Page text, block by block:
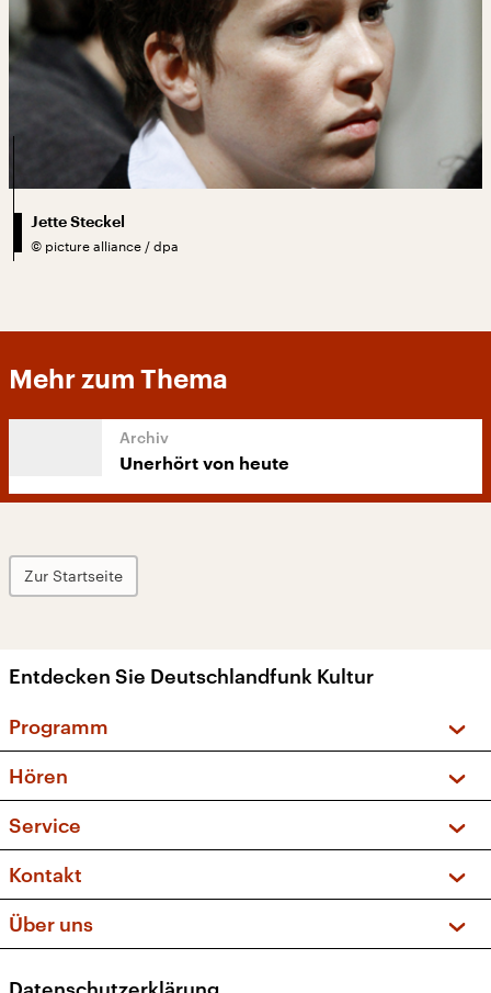
Jette Steckel
© picture alliance / dpa
Mehr zum Thema
Unerhört von heute
Zur Startseite
Entdecken Sie Deutschlandfunk Kultur
Programm
Sendungen und Podcasts
Musikliste
Kakadu – Das Kinderprogramm
Hören
Frequenzen (UKW + DAB+)
Service
FAQ
Apps
Newsletter
Kontakt
Social Media
Über uns